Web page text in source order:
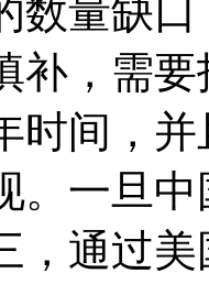
数量缺
补，需
时间，
。一旦
，通过